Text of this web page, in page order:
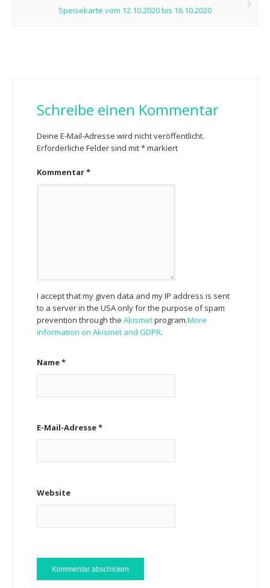
Speisekarte vom 12.10.2020 bis 16.10.2020
Schreibe einen Kommentar
Deine E-Mail-Adresse wird nicht veröffentlicht.
Erforderliche Felder sind mit*markiert
Kommentar*
I accept that my given data and my IP address is sent
to a server in the USA only for the purpose of spam
prevention through the Akismetprogram.More
information on Akismet and GDPR.
Name*
E-Mail-Adresse*
Website